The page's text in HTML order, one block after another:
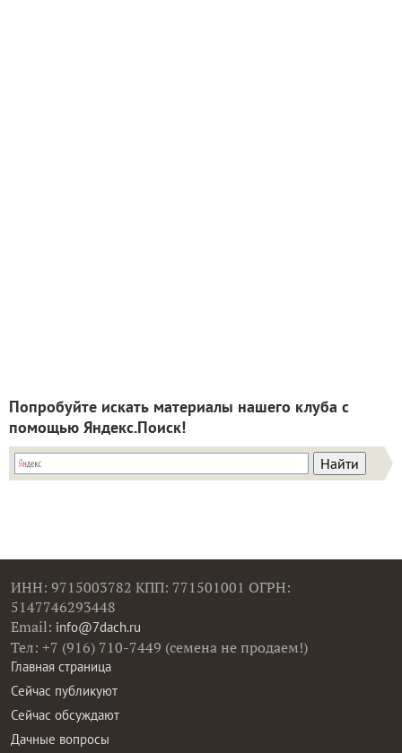
Попробуйте искать материалы нашего клуба с
помощью Яндекс.Поиск!
ИНН: 9715003782 КПП: 771501001 ОГРН:
5147746293448
Email: info@7dach.ru
Тел: +7 (916) 710-7449 (семена не продаем!)
Главная страница
Сейчас публикуют
Сейчас обсуждают
Дачные вопросы